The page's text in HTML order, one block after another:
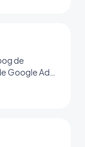
de
Google Ad